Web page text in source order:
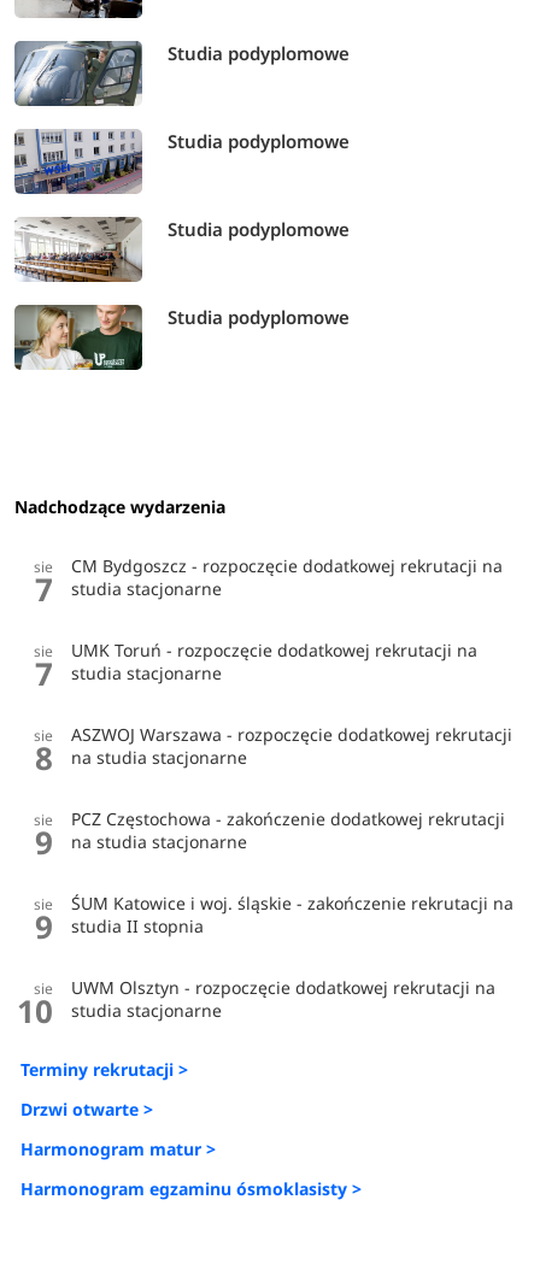
Studia podyplomowe
Studia podyplomowe
Studia podyplomowe
Studia podyplomowe
Nadchodzące wydarzenia
sie
7
CM Bydgoszcz - rozpoczęcie dodatkowej rekrutacji na
studia stacjonarne
sie
7
UMK Toruń - rozpoczęcie dodatkowej rekrutacji na
studia stacjonarne
sie
8
ASZWOJ Warszawa - rozpoczęcie dodatkowej rekrutacji
na studia stacjonarne
sie
9
PCZ Częstochowa - zakończenie dodatkowej rekrutacji
na studia stacjonarne
sie
9
ŚUM Katowice i woj. śląskie - zakończenie rekrutacji na
studia II stopnia
sie
10
UWM Olsztyn - rozpoczęcie dodatkowej rekrutacji na
studia stacjonarne
Terminy rekrutacji >
Drzwi otwarte >
Harmonogram matur >
Harmonogram egzaminu ósmoklasisty >